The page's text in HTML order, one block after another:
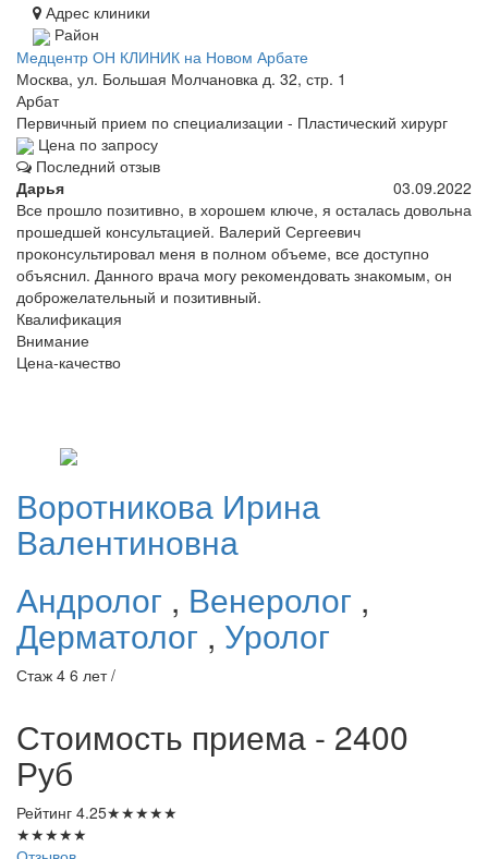
Адрес клиники
Район
Медцентр ОН КЛИНИК на Новом Арбате
Москва, ул. Большая Молчановка д. 32, стр. 1
Арбат
Первичный прием по специализации - Пластический хирург
Цена по запросу
Последний отзыв
Дарья
03.09.2022
Все прошло позитивно, в хорошем ключе, я осталась довольна
прошедшей консультацией. Валерий Сергеевич
проконсультировал меня в полном объеме, все доступно
объяснил. Данного врача могу рекомендовать знакомым, он
доброжелательный и позитивный.
Квалификация
Внимание
Цена-качество
Воротникова Ирина
Валентиновна
Андролог , Венеролог ,
Дерматолог , Уролог
Стаж 4 6 лет /
Стоимость приема - 2400
Руб
Рейтинг 4.25★★★★★
★★★★★